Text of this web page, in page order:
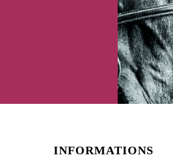
INFORMATIONS